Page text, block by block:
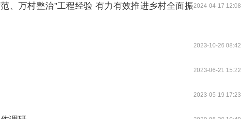
2024-04-17 12:08
、万村整治”工程经验 有力有效推进乡村全面振
2023-10-26 08:42
2023-06-21 15:22
2023-05-19 17:23